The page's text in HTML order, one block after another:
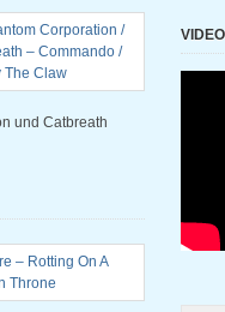
und Catbreath